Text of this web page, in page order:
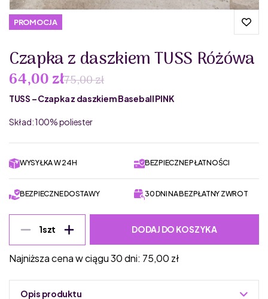
PROMOCJA
Czapka z daszkiem TUSS Różówa
64,00 zł75,00 zł
TUSS – Czapka z daszkiem Baseball PINK
Skład: 100% poliester
WYSYŁKA W 24H BEZPIECZNE PŁATNOŚCI
BEZPIECZNE DOSTAWY 30 DNI NA BEZPŁATNY ZWROT
1szt DODAJ DO KOSZYKA
Najniższa cena w ciągu 30 dni: 75,00 zł
Opis produktu